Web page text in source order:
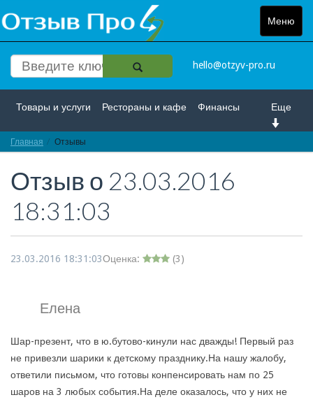
Меню
Toggle
hello@otzyv-pro.ru
Еще
Товары и услуги Рестораны и кафе Финансы
Красота и здоровье
Интернет Путешествие и отдых Транспорт
Недвижимость Работа
Главная Отзывы
Отзыв о 23.03.2016
18:31:03
23.03.2016 18:31:03Оценка: (3)
Елена
Шар-презент, что в ю.бутово-кинули нас дважды! Первый раз
не привезли шарики к детскому празднику.На нашу жалобу,
ответили письмом, что готовы конпенсировать нам по 25
шаров на 3 любых события.На деле оказалось, что у них не